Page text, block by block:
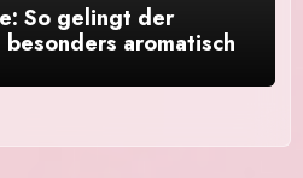
So gelingt der
aromatisch